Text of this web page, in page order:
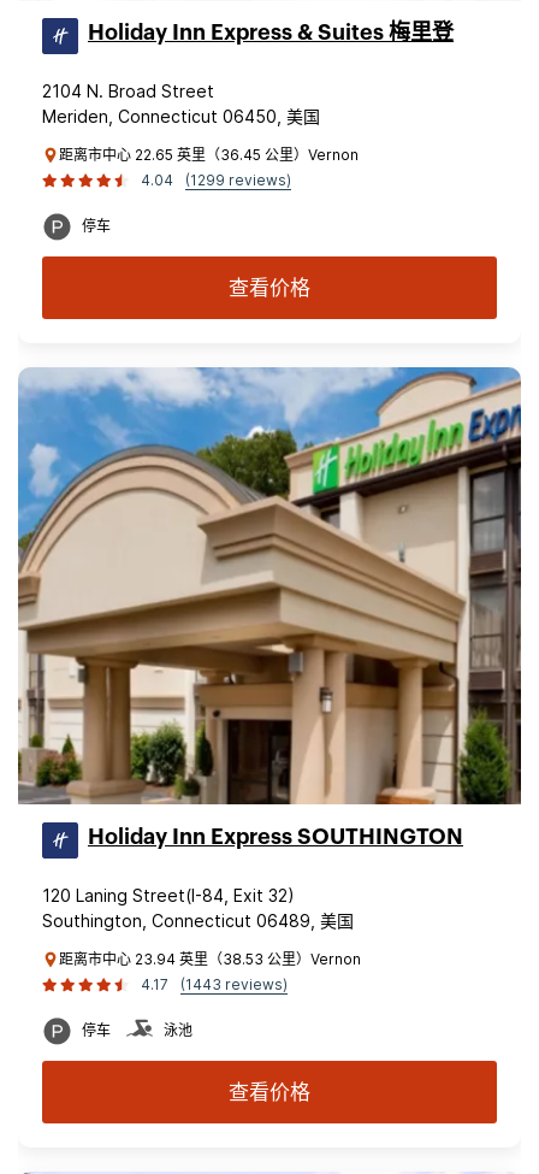
Holiday Inn Express & Suites 梅里登
2104 N. Broad Street
Meriden, Connecticut 06450, 美国
距离市中心 22.65 英里（36.45 公里）Vernon
4.04
(1299 reviews)
停车
查看价格
Holiday Inn Express SOUTHINGTON
120 Laning Street(I-84, Exit 32)
Southington, Connecticut 06489, 美国
距离市中心 23.94 英里（38.53 公里）Vernon
4.17
(1443 reviews)
停车 泳池
查看价格